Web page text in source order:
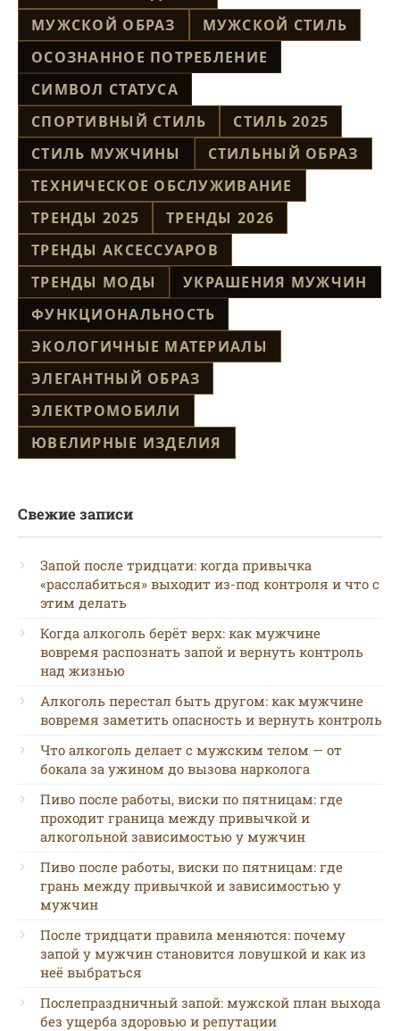
МУЖСКОЙ ОБРАЗ
МУЖСКОЙ СТИЛЬ
ОСОЗНАННОЕ ПОТРЕБЛЕНИЕ
СИМВОЛ СТАТУСА
СПОРТИВНЫЙ СТИЛЬ
СТИЛЬ 2025
СТИЛЬ МУЖЧИНЫ
СТИЛЬНЫЙ ОБРАЗ
ТЕХНИЧЕСКОЕ ОБСЛУЖИВАНИЕ
ТРЕНДЫ 2025
ТРЕНДЫ 2026
ТРЕНДЫ АКСЕССУАРОВ
ТРЕНДЫ МОДЫ
УКРАШЕНИЯ МУЖЧИН
ФУНКЦИОНАЛЬНОСТЬ
ЭКОЛОГИЧНЫЕ МАТЕРИАЛЫ
ЭЛЕГАНТНЫЙ ОБРАЗ
ЭЛЕКТРОМОБИЛИ
ЮВЕЛИРНЫЕ ИЗДЕЛИЯ
Свежие записи
Запой после тридцати: когда привычка
«расслабиться» выходит из-под контроля и что с
этим делать
Когда алкоголь берёт верх: как мужчине
вовремя распознать запой и вернуть контроль
над жизнью
Алкоголь перестал быть другом: как мужчине
вовремя заметить опасность и вернуть контроль
Что алкоголь делает с мужским телом — от
бокала за ужином до вызова нарколога
Пиво после работы, виски по пятницам: где
проходит граница между привычкой и
алкогольной зависимостью у мужчин
Пиво после работы, виски по пятницам: где
грань между привычкой и зависимостью у
мужчин
После тридцати правила меняются: почему
запой у мужчин становится ловушкой и как из
неё выбраться
Послепраздничный запой: мужской план выхода
без ущерба здоровью и репутации